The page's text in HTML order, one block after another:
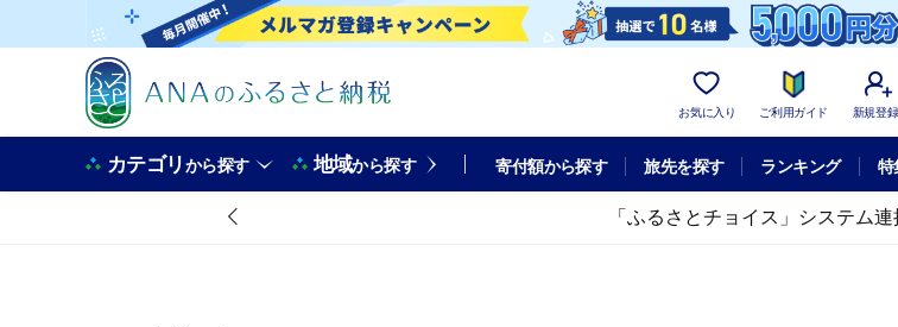
お気に入り ご利用ガイド 新規登録
カテゴリから探す 地域から探す 寄付額から探す 旅先を探す ランキング 特
「ふるさとチョイス」システム